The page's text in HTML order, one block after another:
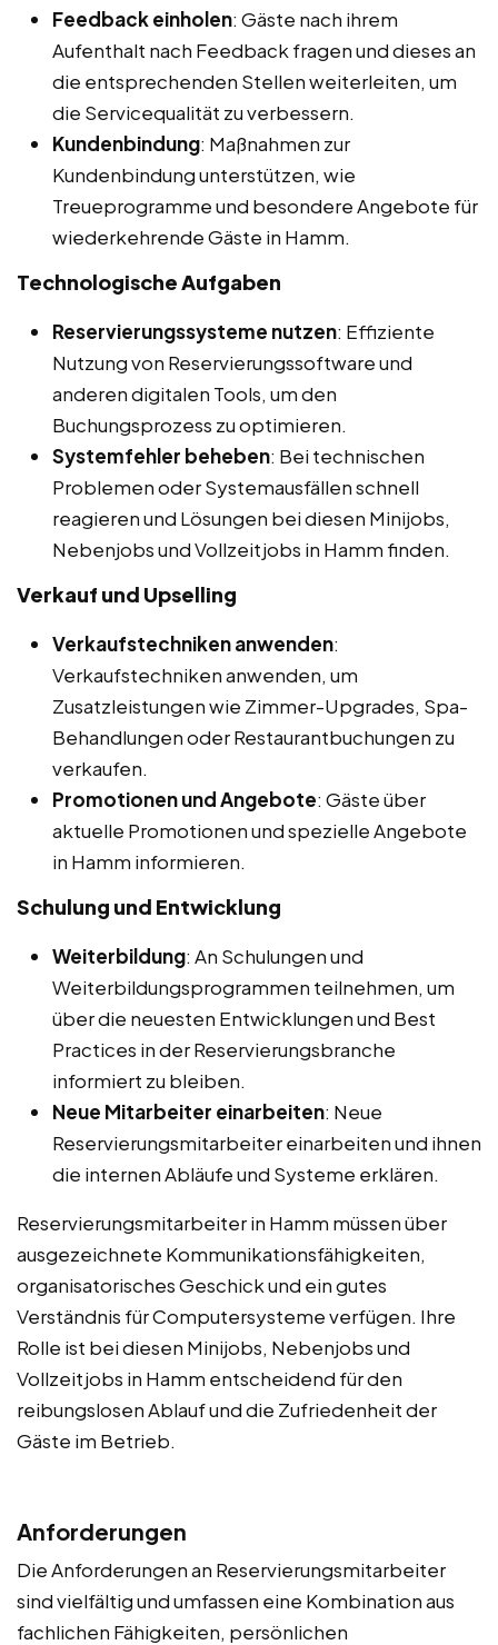
Feedback einholen: Gäste nach ihrem
Aufenthalt nach Feedback fragen und dieses an
die entsprechenden Stellen weiterleiten, um
die Servicequalität zu verbessern.
Kundenbindung: Maßnahmen zur
Kundenbindung unterstützen, wie
Treueprogramme und besondere Angebote für
wiederkehrende Gäste in Hamm.
Technologische Aufgaben
Reservierungssysteme nutzen: Effiziente
Nutzung von Reservierungssoftware und
anderen digitalen Tools, um den
Buchungsprozess zu optimieren.
Systemfehler beheben: Bei technischen
Problemen oder Systemausfällen schnell
reagieren und Lösungen bei diesen Minijobs,
Nebenjobs und Vollzeitjobs in Hamm finden.
Verkauf und Upselling
Verkaufstechniken anwenden:
Verkaufstechniken anwenden, um
Zusatzleistungen wie Zimmer-Upgrades, Spa-
Behandlungen oder Restaurantbuchungen zu
verkaufen.
Promotionen und Angebote: Gäste über
aktuelle Promotionen und spezielle Angebote
in Hamm informieren.
Schulung und Entwicklung
Weiterbildung: An Schulungen und
Weiterbildungsprogrammen teilnehmen, um
über die neuesten Entwicklungen und Best
Practices in der Reservierungsbranche
informiert zu bleiben.
Neue Mitarbeiter einarbeiten: Neue
Reservierungsmitarbeiter einarbeiten und ihnen
die internen Abläufe und Systeme erklären.
Reservierungsmitarbeiter in Hamm müssen über
ausgezeichnete Kommunikationsfähigkeiten,
organisatorisches Geschick und ein gutes
Verständnis für Computersysteme verfügen. Ihre
Rolle ist bei diesen Minijobs, Nebenjobs und
Vollzeitjobs in Hamm entscheidend für den
reibungslosen Ablauf und die Zufriedenheit der
Gäste im Betrieb.
Anforderungen
Die Anforderungen an Reservierungsmitarbeiter
sind vielfältig und umfassen eine Kombination aus
fachlichen Fähigkeiten, persönlichen